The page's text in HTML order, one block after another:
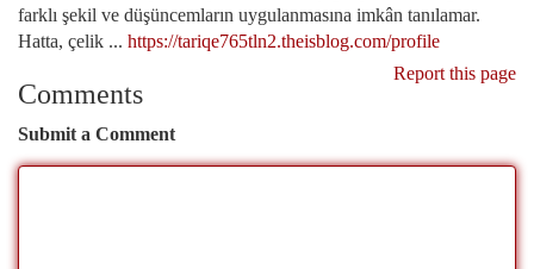
farklı şekil ve düşüncemların uygulanmasına imkân tanılamar.
Hatta, çelik ... https://tariqe765tln2.theisblog.com/profile
Report this page
Comments
Submit a Comment